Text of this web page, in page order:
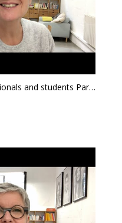
Networking for young professionals and students Part 2